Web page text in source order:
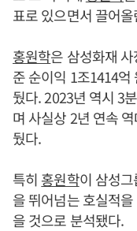
표로 있으면서 끌어
홍원학은 삼성화재
준 순이익 1조1414억
뒀다. 2023년 역시 3
며 사실상 2년 연속
뒀다.
특히 홍원학이 삼성
을 뛰어넘는 호실적
을 것으로 분석됐다.